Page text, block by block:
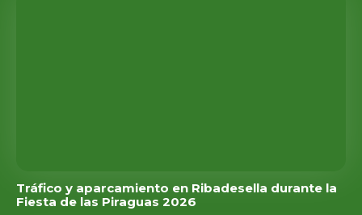
Tráfico y aparcamiento en Ribadesella durante la
Fiesta de las Piraguas 2026